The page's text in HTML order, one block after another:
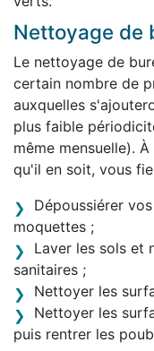
Nettoyage de
Le nettoyage de
certain nombre de
auxquelles
plus faible
même mensuelle).
qu'il en soit, vous
Dépoussiérer
moquettes ;
Laver les sols et
sanitaires ;
Nettoyer les
Nettoyer les
puis rentrer les